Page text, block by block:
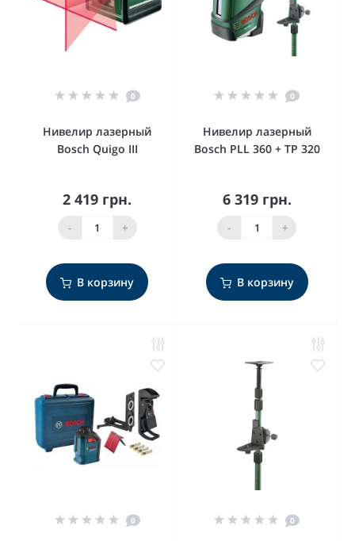
0
Нивелир лазерный
Bosch Quigo III
2 419 грн.
- +
В корзину
0
Нивелир лазерный
Bosch PLL 360 + TP 320
6 319 грн.
- +
В корзину
0 0